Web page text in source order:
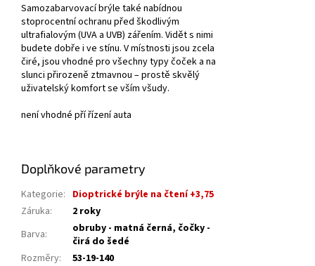
Samozabarvovací brýle také nabídnou
stoprocentní ochranu před škodlivým
ultrafialovým (UVA a UVB) zářením. Vidět s nimi
budete dobře i ve stínu. V místnosti jsou zcela
čiré, jsou vhodné pro všechny typy čoček a na
slunci přirozeně ztmavnou – prostě skvělý
uživatelský komfort se vším všudy.
není vhodné pří řízení auta
Doplňkové parametry
Kategorie: Dioptrické brýle na čtení +3,75
Záruka:
2 roky
Barva:
obruby - matná černá, čočky -
čirá do šedé
Rozměry: 53-19-140